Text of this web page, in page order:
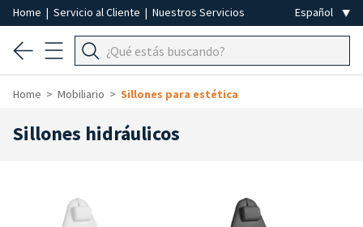
Home | Servicio al Cliente | Nuestros Servicios
Home Mobiliario Sillones para estética
Sillones hidráulicos